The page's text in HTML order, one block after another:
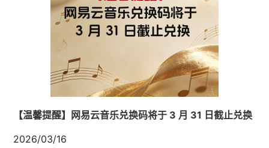
【温馨提醒】网易云音乐兑换码将于 3 月 31 日截止兑换
2026/03/16